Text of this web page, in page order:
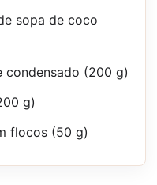
sopa de coco
(200 g)
g)
flocos (50 g)